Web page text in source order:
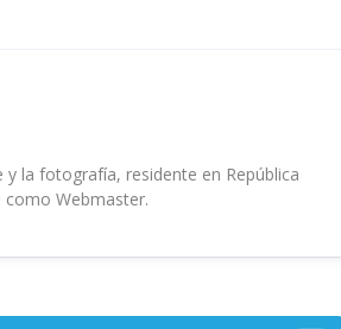
la fotografía, residente en República
Webmaster.